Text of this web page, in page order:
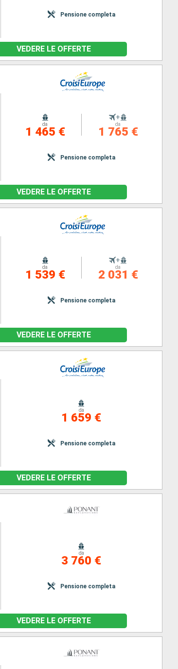
Pensione completa
VEDERE LE OFFERTE
da
1 465 €
+
da
1 765 €
Pensione completa
VEDERE LE OFFERTE
da
1 539 €
+
da
2 031 €
Pensione completa
VEDERE LE OFFERTE
da
1 659 €
Pensione completa
VEDERE LE OFFERTE
da
3 760 €
Pensione completa
VEDERE LE OFFERTE